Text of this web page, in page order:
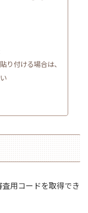
り付ける場合は、
用コードを取得でき